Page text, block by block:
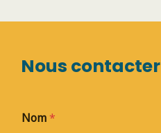
Nous contacter
Nom*